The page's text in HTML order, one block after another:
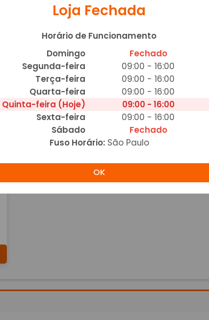
Lanche Carne Integral
R$ 17,90
Pão de forma integral, alface, Rúcula, tomate, cenoura, sal
e azeite e cream cheese e Patinho em cubos.
Adicionar
Loja Fechada
Horário de Funcionamento
Domingo
Fechado
Segunda-feira
09:00 - 16:00
Terça-feira
09:00 - 16:00
Quarta-feira
09:00 - 16:00
Quinta-feira (Hoje)
09:00 - 16:00
Sexta-feira
09:00 - 16:00
Sábado
Fechado
Fuso Horário:São Paulo
OK